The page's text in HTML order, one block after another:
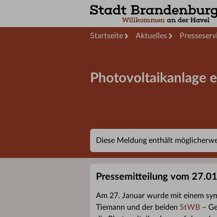
Startseite Aktuelles
Photovoltaikanlage
Diese Meldung enthält
Pressemitteilung vom
Am 27. Januar wurde mit einem
Tiemann und der beiden StWB –